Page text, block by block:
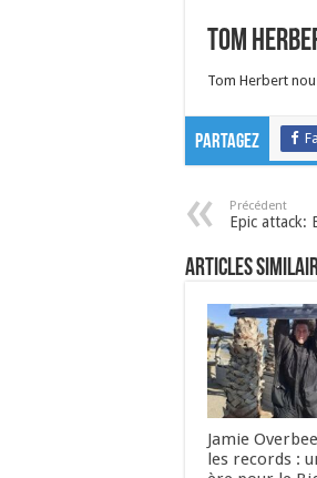
Tom
Tom Herbert
Partagez
Précédent
Epic attack:
Articles
Jamie
les records :